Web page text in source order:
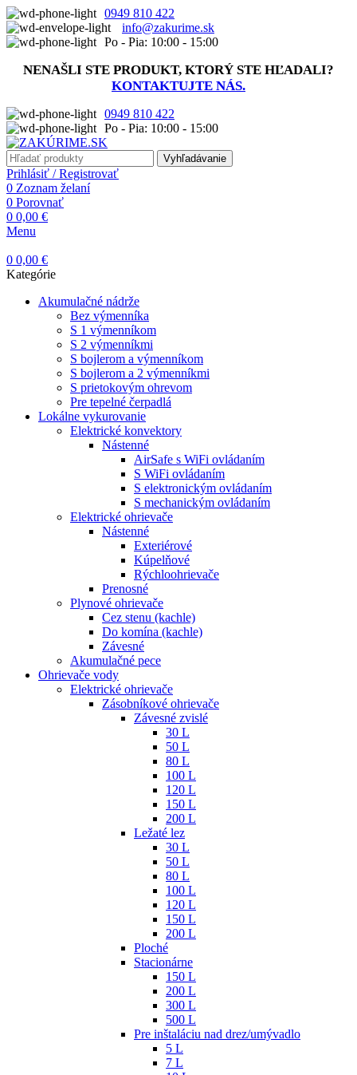
0949 810 422
info@zakurime.sk
Po - Pia: 10:00 - 15:00
NENAŠLI STE PRODUKT, KTORÝ STE HĽADALI?
KONTAKTUJTE NÁS.
0949 810 422
Po - Pia: 10:00 - 15:00
Vyhľadávanie
Prihlásiť / Registrovať
0 Zoznam želaní
0 Porovnať
0 0,00 €
Menu
0 0,00 €
Kategórie
Akumulačné nádrže
Bez výmenníka
S 1 výmenníkom
S 2 výmenníkmi
S bojlerom a výmenníkom
S bojlerom a 2 výmenníkmi
S prietokovým ohrevom
Pre tepelné čerpadlá
Lokálne vykurovanie
Elektrické konvektory
Nástenné
AirSafe s WiFi ovládaním
S WiFi ovládaním
S elektronickým ovládaním
S mechanickým ovládaním
Elektrické ohrievače
Nástenné
Exteriérové
Kúpelňové
Rýchloohrievače
Prenosné
Plynové ohrievače
Cez stenu (kachle)
Do komína (kachle)
Závesné
Akumulačné pece
Ohrievače vody
Elektrické ohrievače
Zásobníkové ohrievače
Závesné zvislé
30 L
50 L
80 L
100 L
120 L
150 L
200 L
Ležaté lez
30 L
50 L
80 L
100 L
120 L
150 L
200 L
Ploché
Stacionárne
150 L
200 L
300 L
500 L
Pre inštaláciu nad drez/umývadlo
5 L
7 L